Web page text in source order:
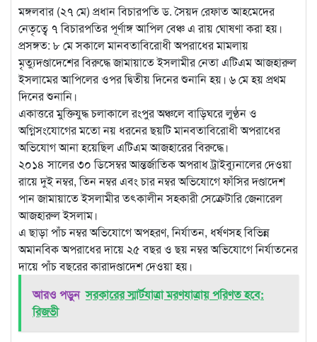
মঙ্গলবার (২৭ মে) প্রধান বিচারপতি ড. সৈয়দ রেফাত আহমেদের
নেতৃত্বে ৭ বিচারপতির পূর্ণাঙ্গ আপিল বেঞ্চ এ রায় ঘোষণা করা হয়।
প্রসঙ্গত: ৮ মে সকালে মানবতাবিরোধী অপরাধের মামলায়
মৃত্যুদণ্ডাদেশের বিরুদ্ধে জামায়াতে ইসলামীর নেতা এটিএম আজহারুল
ইসলামের আপিলের ওপর দ্বিতীয় দিনের শুনানি হয়। ৬ মে হয় প্রথম
দিনের শুনানি।
একাত্তরে মুক্তিযুদ্ধ চলাকালে রংপুর অঞ্চলে বাড়িঘরে লুণ্ঠন ও
অগ্নিসংযোগের মতো নয় ধরনের ছয়টি মানবতাবিরোধী অপরাধের
অভিযোগ আনা হয়েছিল এটিএম আজহারের বিরুদ্ধে।
২০১৪ সালের ৩০ ডিসেম্বর আন্তর্জাতিক অপরাধ ট্রাইব্যুনালের দেওয়া
রায়ে দুই নম্বর, তিন নম্বর এবং চার নম্বর অভিযোগে ফাঁসির দণ্ডাদেশ
পান জামায়াতে ইসলামীর তৎকালীন সহকারী সেক্রেটারি জেনারেল
আজহারুল ইসলাম।
এ ছাড়া পাঁচ নম্বর অভিযোগে অপহরণ, নির্যাতন, ধর্ষণসহ বিভিন্ন
অমানবিক অপরাধের দায়ে ২৫ বছর ও ছয় নম্বর অভিযোগে নির্যাতনের
দায়ে পাঁচ বছরের কারাদণ্ডাদেশ দেওয়া হয়।
আরও পড়ুন সরকারের স্মার্টযাত্রা মরণযাত্রায় পরিণত হবে:
রিজভী